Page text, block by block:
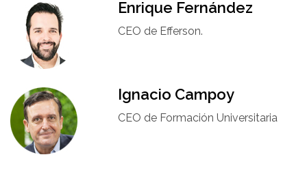
Enrique Fernández
CEO de Efferson.
Ignacio Campoy​
CEO de Formación Universitaria​